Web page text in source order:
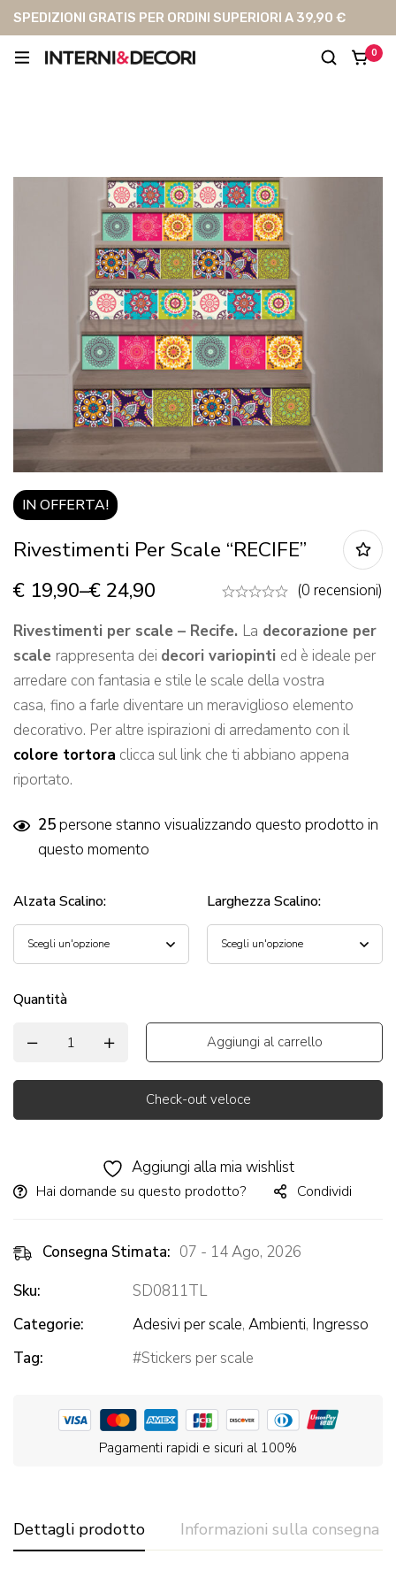
SPEDIZIONI GRATIS PER ORDINI SUPERIORI A 39,90 €
0
IN OFFERTA!
Rivestimenti Per Scale “RECIFE”
€ 19,90–€ 24,90
(0 recensioni)
Rivestimenti per scale – Recife. La decorazione per
scale rappresenta dei decori variopinti ed è ideale per
arredare con fantasia e stile le scale della vostra
casa, fino a farle diventare un meraviglioso elemento
decorativo. Per altre ispirazioni di arredamento con il
colore tortora clicca sul link che ti abbiano appena
riportato.
25persone stanno visualizzando questo prodotto in
questo momento
Alzata Scalino: Larghezza Scalino:
Quantità
Aggiungi al carrello
Check-out veloce
Aggiungi alla mia wishlist
Hai domande su questo prodotto? Condividi
Consegna Stimata: 07 - 14 Ago, 2026
Sku:
SD0811TL
Categorie:
Adesivi per scale, Ambienti, Ingresso
Tag:
Stickers per scale
Pagamenti rapidi e sicuri al 100%
Dettagli prodotto Informazioni sulla consegna